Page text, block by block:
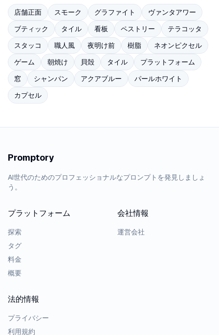
店舗正面 スモーク グラファイト
ヴァンタアワー
ブティック
タイル 看板 ペストリー
テラコッタ
スタッコ
職人風 夜明け前 樹脂
ネオンピクセル
ゲーム
朝焼け 貝殻 タイル
プラットフォーム
窓
シャンパン アクアブルー
パールホワイト
カプセル
Promptory
AI世代のためのプロフェッショナルなプロンプトを発見しましょ
う。
プラットフォーム
探索
タグ
料金
概要
会社情報
運営会社
法的情報
プライバシー
利用規約